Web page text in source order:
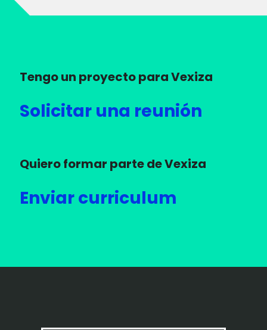
Tengo un proyecto para Vexiza
Solicitar una reunión
Quiero formar parte de Vexiza
Enviar curriculum